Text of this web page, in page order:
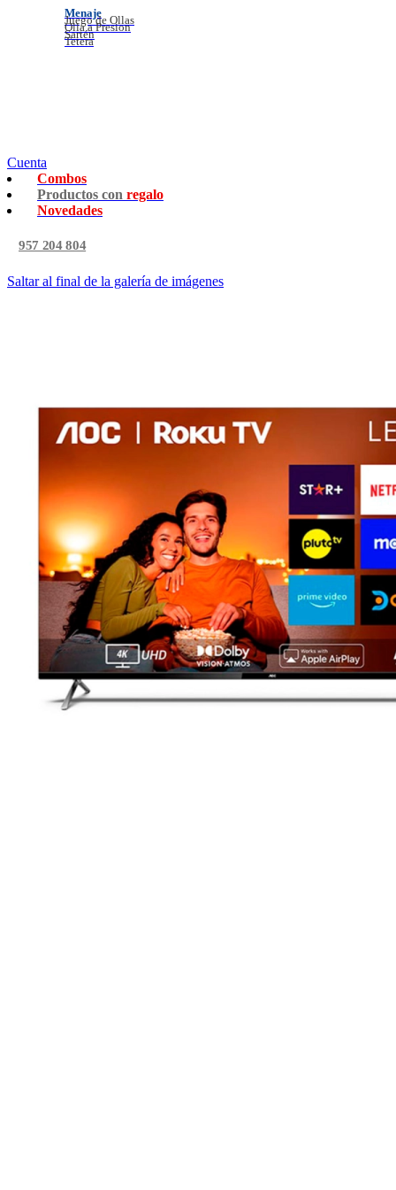
Menaje
Juego de Ollas
Olla a Presion
Sartén
Tetera
Cuenta
Combos
Productos con regalo
Novedades
957 204 804
Saltar al final de la galería de imágenes